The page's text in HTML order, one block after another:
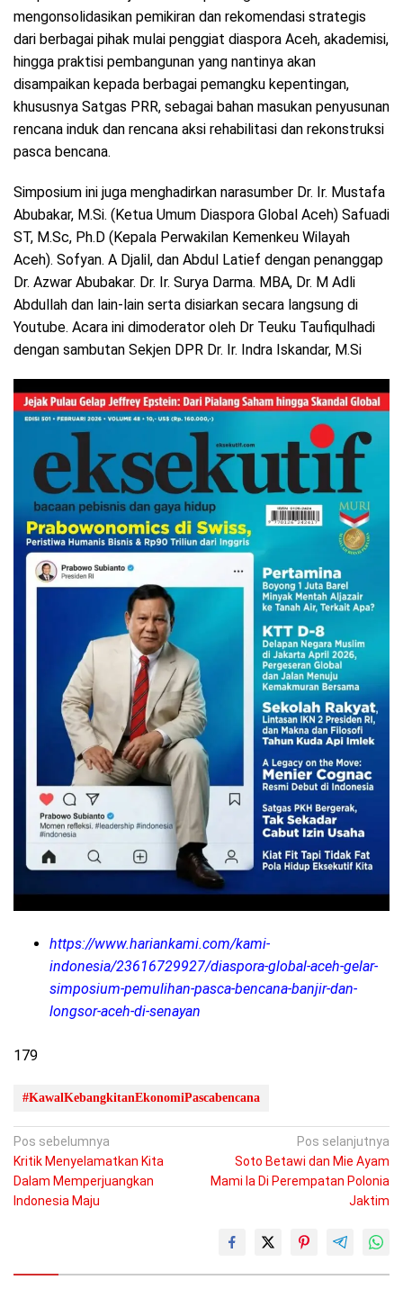
mengonsolidasikan pemikiran dan rekomendasi strategis
dari berbagai pihak mulai penggiat diaspora Aceh, akademisi,
hingga praktisi pembangunan yang nantinya akan
disampaikan kepada berbagai pemangku kepentingan,
khususnya Satgas PRR, sebagai bahan masukan penyusunan
rencana induk dan rencana aksi rehabilitasi dan rekonstruksi
pasca bencana.
Simposium ini juga menghadirkan narasumber Dr. Ir. Mustafa
Abubakar, M.Si. (Ketua Umum Diaspora Global Aceh) Safuadi
ST, M.Sc, Ph.D (Kepala Perwakilan Kemenkeu Wilayah
Aceh). Sofyan. A Djalil, dan Abdul Latief dengan penanggap
Dr. Azwar Abubakar. Dr. Ir. Surya Darma. MBA, Dr. M Adli
Abdullah dan lain-lain serta disiarkan secara langsung di
Youtube. Acara ini dimoderator oleh Dr Teuku Taufiqulhadi
dengan sambutan Sekjen DPR Dr. Ir. Indra Iskandar, M.Si
https://www.hariankami.com/kami-
indonesia/23616729927/diaspora-global-aceh-gelar-
simposium-pemulihan-pasca-bencana-banjir-dan-
longsor-aceh-di-senayan
179
#KawalKebangkitanEkonomiPascabencana
Navigasi
pos
Pos sebelumnya
Kritik Menyelamatkan Kita
Dalam Memperjuangkan
Indonesia Maju
Pos selanjutnya
Soto Betawi dan Mie Ayam
Mami Ia Di Perempatan Polonia
Jaktim